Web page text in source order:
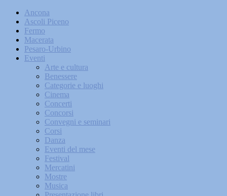
Ancona
Ascoli Piceno
Fermo
Macerata
Pesaro-Urbino
Eventi
Arte e cultura
Benessere
Categorie e luoghi
Cinema
Concerti
Concorsi
Convegni e seminari
Corsi
Danza
Eventi del mese
Festival
Mercatini
Mostre
Musica